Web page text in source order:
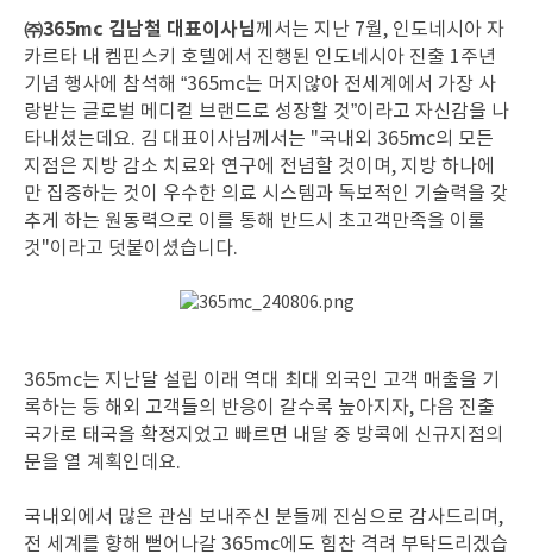
㈜365mc 김남철 대표이사님께서는 지난 7월, 인도네시아 자
카르타 내 켐핀스키 호텔에서 진행된 인도네시아 진출 1주년
기념 행사에 참석해 “365mc는 머지않아 전세계에서 가장 사
랑받는 글로벌 메디컬 브랜드로 성장할 것”이라고 자신감을 나
타내셨는데요. 김 대표이사님께서는 "국내외 365mc의 모든
지점은 지방 감소 치료와 연구에 전념할 것이며, 지방 하나에
만 집중하는 것이 우수한 의료 시스템과 독보적인 기술력을 갖
추게 하는 원동력으로 이를 통해 반드시 초고객만족을 이룰
것"이라고 덧붙이셨습니다.
365mc는 지난달 설립 이래 역대 최대 외국인 고객 매출을 기
록하는 등 해외 고객들의 반응이 갈수록 높아지자, 다음 진출
국가로 태국을 확정지었고 빠르면 내달 중 방콕에 신규지점의
문을 열 계획인데요.
국내외에서 많은 관심 보내주신 분들께 진심으로 감사드리며,
전 세계를 향해 뻗어나갈 365mc에도 힘찬 격려 부탁드리겠습